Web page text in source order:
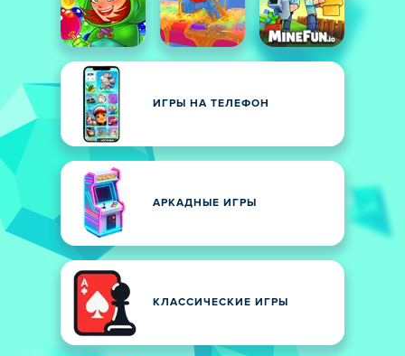
ИГРЫ НА ТЕЛЕФОН
АРКАДНЫЕ ИГРЫ
КЛАССИЧЕСКИЕ ИГРЫ